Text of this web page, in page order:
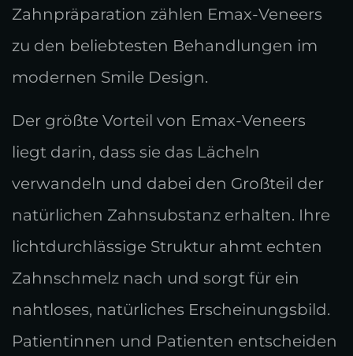
Zahnpräparation zählen Emax-Veneers
zu den beliebtesten Behandlungen im
modernen Smile Design.
Der größte Vorteil von Emax-Veneers
liegt darin, dass sie das Lächeln
verwandeln und dabei den Großteil der
natürlichen Zahnsubstanz erhalten. Ihre
lichtdurchlässige Struktur ahmt echten
Zahnschmelz nach und sorgt für ein
nahtloses, natürliches Erscheinungsbild.
Patientinnen und Patienten entscheiden